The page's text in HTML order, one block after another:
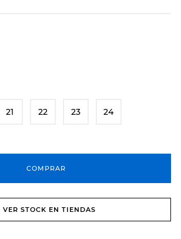
21 22 23 24
COMPRAR
VER STOCK EN TIENDAS